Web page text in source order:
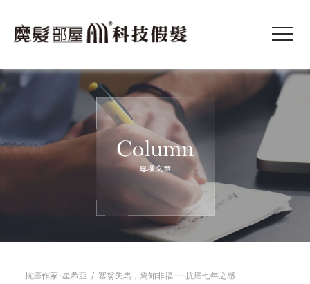
抗癌作家-星希亞 / 塞翁失馬，焉知非福 — 抗癌七年之感